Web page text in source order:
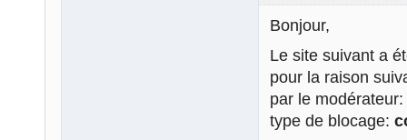
Bonjour,
Le site suivant a
pour la raison
par le modérateur:
type de blocage: